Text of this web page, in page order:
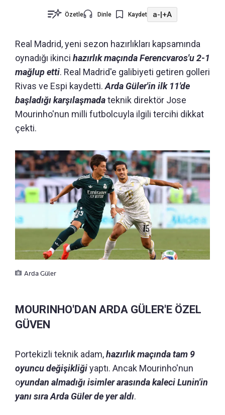
Özetle Dinle Kaydet a-|+A
Real Madrid, yeni sezon hazırlıkları kapsamında
oynadığı ikinci hazırlık maçında Ferencvaros'u 2-1
mağlup etti. Real Madrid'e galibiyeti getiren golleri
Rivas ve Espi kaydetti.Arda Güler'in ilk 11'de
başladığı karşılaşmadateknik direktör Jose
Mourinho'nun milli futbolcuyla ilgili tercihi dikkat
çekti.
Arda Güler
MOURINHO'DAN ARDA GÜLER'E ÖZEL
GÜVEN
Portekizli teknik adam,hazırlık maçında tam 9
oyuncu değişikliğiyaptı. Ancak Mourinho'nun
oyundan almadığı isimler arasında kaleci Lunin'in
yanı sıra Arda Güler de yer aldı.